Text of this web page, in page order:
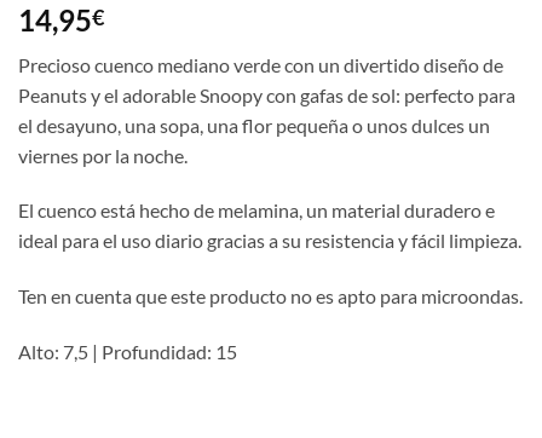
14,95€
Precioso cuenco mediano verde con un divertido diseño de
Peanuts y el adorable Snoopy con gafas de sol: perfecto para
el desayuno, una sopa, una flor pequeña o unos dulces un
viernes por la noche.
El cuenco está hecho de melamina, un material duradero e
ideal para el uso diario gracias a su resistencia y fácil limpieza.
Ten en cuenta que este producto no es apto para microondas.
Alto: 7,5 | Profundidad: 15